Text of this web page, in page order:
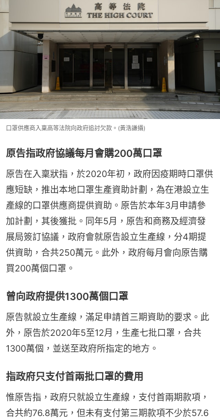
口罩供應商入稟高等法院向政府追討欠款。(黃浩謙攝)
原告指政府協議每月會購200萬口罩
原告在入稟狀指，於2020年初，政府因疫期時口罩供
應短缺，推出本地口罩生產資助計劃，為在港設立生
產線的口罩供應商提供資助。原告於本年3月申請參
加計劃，其後獲批。同年5月，原告和商務及經濟發
展局簽訂協議，政府會就原告設立生產線，分4期提
供資助，合共250萬元。此外，政府每月會向原告購
買200萬個口罩。
曾向政府提供1300萬個口罩
原告就設立生產線，滿足申請首三期資助的要求。此
外，原告於2020年5至12月，生產七批口罩，合共
1300萬個，並送至政府所指定的地方。
指政府只支付首兩批口罩的費用
惟原告指，政府只就設立生產線，支付首兩期款項，
合共約76.8萬元，但未有支付第三期款項不少於57.6